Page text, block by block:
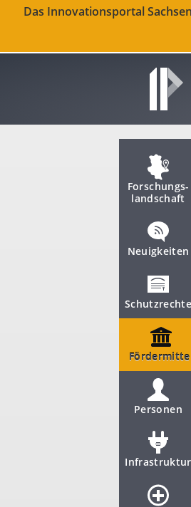
Das Innovationsportal
Forschungs­
landschaft
Neuigkeiten
Schutzrechte
Personen
Infrastruktur